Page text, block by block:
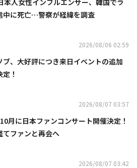
中に死亡…警察が経緯を調査
2026/08/06 02:59
ブ、大好評につき来日イベントの追加
！
2026/08/07 03:57
月に日本ファンコンサート開催決定！
てファンと再会へ
2026/08/07 03:42